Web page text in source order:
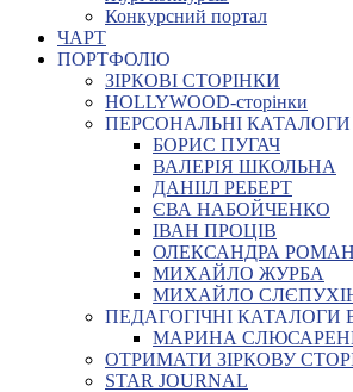
Конкурсний портал
ЧАРТ
ПОРТФОЛІО
ЗІРКОВІ СТОРІНКИ
HOLLYWOOD-сторінки
ПЕРСОНАЛЬНІ КАТАЛОГИ
БОРИС ПУГАЧ
ВАЛЕРІЯ ШКОЛЬНА
ДАНІІЛ РЕБЕРТ
ЄВА НАБОЙЧЕНКО
ІВАН ПРОЦІВ
ОЛЕКСАНДРА
МИХАЙЛО ЖУРБА
МИХАЙЛО
ПЕДАГОГІЧНІ КАТАЛОГИ
МАРИНА
ОТРИМАТИ ЗІРКОВУ
STAR JOURNAL